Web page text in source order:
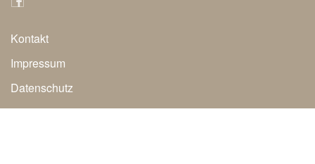
Secondary
Navigation
Kontakt
Impressum
Datenschutz